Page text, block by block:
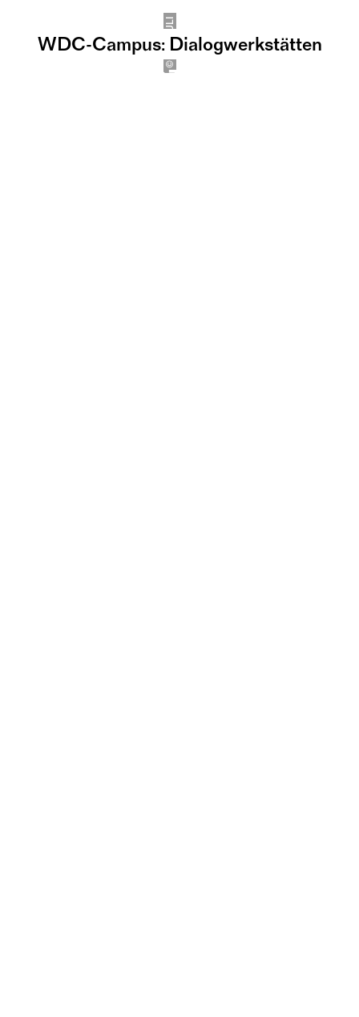
©
TUQTULI
WDC-Campus: Dialogwerkstätten
TUQTULI |